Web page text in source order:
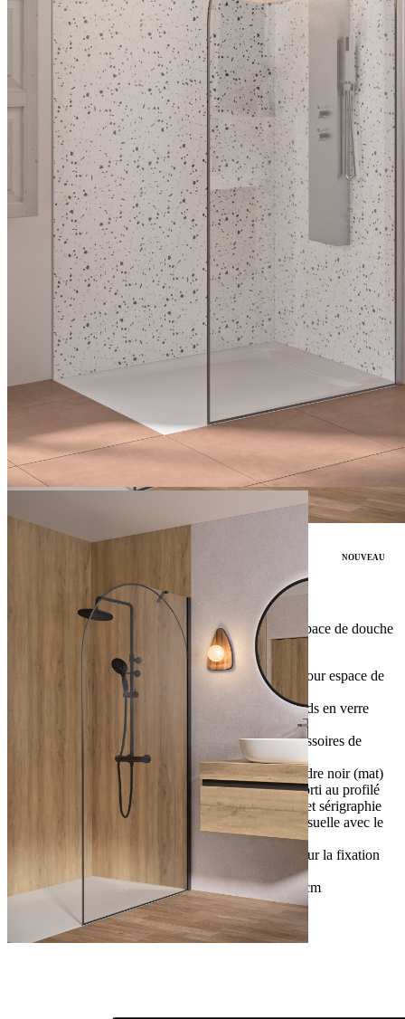
Paroi de douche Solo Arkade, acier inoxydable brossé, verre
transparent
Solo Arkade peu de barrières NOUVEAU
Solo Arkade
Paroi de douche avec bord supérieur arrondi pour espace de douche
ouvert, avec porte-serviettes pratique + tablette
Paroi de douche avec bord supérieur arrondi pour espace de
douche ouvert
Une forme arrondie extravagante avec des bords en verre
dissimulés
Porte-serviettes intégré + tablette pour les accessoires de
douche
Profilé en aluminium avec revêtement par poudre noir (mat)
ou en acier inoxydable brossé, avec cache assorti au profilé
Verre transparent avec traitement anti-calcaire et sérigraphie
assortie au profilé, pour créer une continuité visuelle avec le
bord supérieur arrondi
Barre de renfort articulée assortie au profilé pour la fixation
murale (max. 120 cm)
Disponible en 90 cm, 100 cm, 120 cm et 140 cm
Exécutions